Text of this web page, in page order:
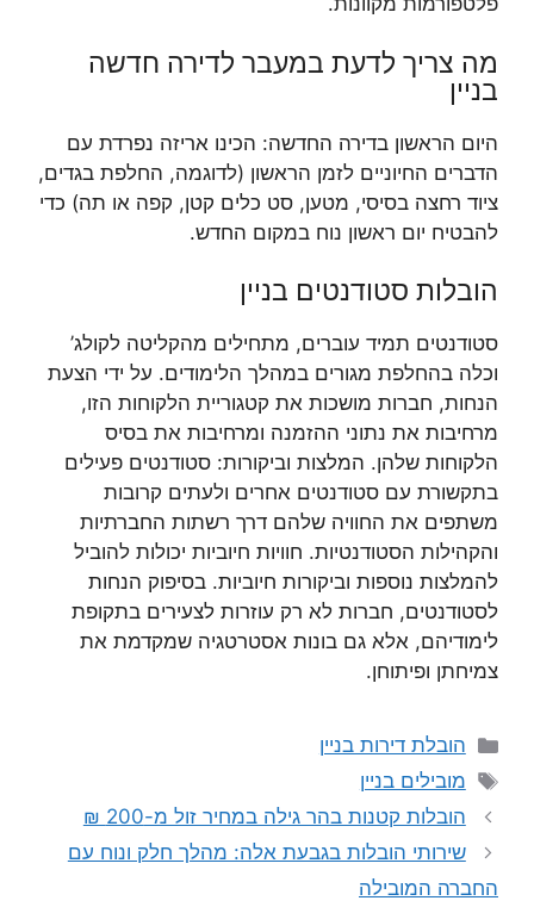
מה צריך לדעת במעבר לדירה חדשה
בניין
היום הראשון בדירה החדשה: הכינו אריזה נפרדת עם
הדברים החיוניים לזמן הראשון (לדוגמה, החלפת בגדים,
ציוד רחצה בסיסי, מטען, סט כלים קטן, קפה או תה) כדי
להבטיח יום ראשון נוח במקום החדש.
הובלות סטודנטים בניין
סטודנטים תמיד עוברים, מתחילים מהקליטה לקולג’
וכלה בהחלפת מגורים במהלך הלימודים. על ידי הצעת
הנחות, חברות מושכות את קטגוריית הלקוחות הזו,
מרחיבות את נתוני ההזמנה ומרחיבות את בסיס
הלקוחות שלהן. המלצות וביקורות: סטודנטים פעילים
בתקשורת עם סטודנטים אחרים ולעתים קרובות
משתפים את החוויה שלהם דרך רשתות החברתיות
והקהילות הסטודנטיות. חוויות חיוביות יכולות להוביל
להמלצות נוספות וביקורות חיוביות. בסיפוק הנחות
לסטודנטים, חברות לא רק עוזרות לצעירים בתקופת
לימודיהם, אלא גם בונות אסטרטגיה שמקדמת את
צמיחתן ופיתוחן.
קטגוריות
הובלת דירות בניין
תגיות
מובילים בניין
הובלות קטנות בהר גילה במחיר זול מ-200 ₪
שירותי הובלות בגבעת אלה: מהלך חלק ונוח עם
החברה המובילה